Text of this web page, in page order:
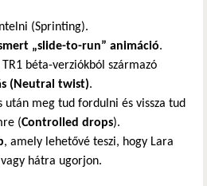
(Sprinting).
„slide-to-run” animáció.
béta-verziókból származó
(Neutral twist).
után meg tud fordulni és vissza tud
(Controlled drops).
, amely lehetővé teszi, hogy Lara
hátra ugorjon.